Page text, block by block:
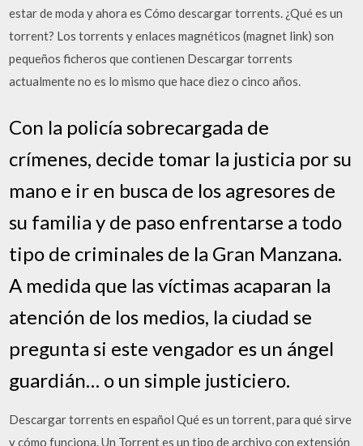
estar de moda y ahora es Cómo descargar torrents. ¿Qué es un
torrent? Los torrents y enlaces magnéticos (magnet link) son
pequeños ficheros que contienen Descargar torrents
actualmente no es lo mismo que hace diez o cinco años.
Con la policía sobrecargada de
crímenes, decide tomar la justicia por su
mano e ir en busca de los agresores de
su familia y de paso enfrentarse a todo
tipo de criminales de la Gran Manzana.
A medida que las víctimas acaparan la
atención de los medios, la ciudad se
pregunta si este vengador es un ángel
guardián… o un simple justiciero.
Descargar torrents en español Qué es un torrent, para qué sirve
y cómo funciona. Un Torrent es un tipo de archivo con extensión